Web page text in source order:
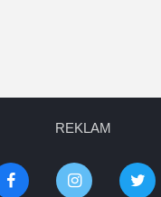
REKLAM